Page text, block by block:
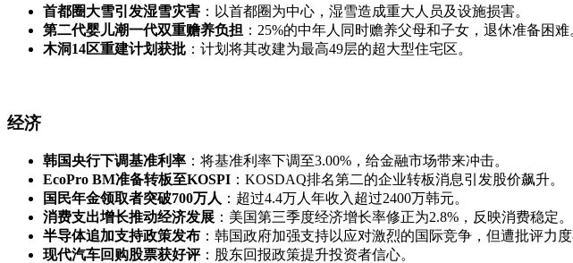
首都圈大雪引发湿雪灾害 ：以首都圈为中心，湿雪造成重大人员及设施损害。
第二代婴儿潮一代双重赡养负担 ：25%的中年人同时赡养父母和子女，退休准备困难
木洞14区重建计划获批 ：计划将其改建为最高49层的超大型住宅区。
经济
韩国央行下调基准利率 ：将基准利率下调至3.00%，给金融市场带来冲击。
EcoPro BM准备转板至KOSPI ：KOSDAQ排名第二的企业转板消息引发股价飙升。
国民年金领取者突破700万人 ：超过4.4万人年收入超过2400万韩元。
消费支出增长推动经济发展 ：美国第三季度经济增长率修正为2.8%，反映消费稳定。
半导体追加支持政策发布 ：韩国政府加强支持以应对激烈的国际竞争，但遭批评力度
现代汽车回购股票获好评：股东回报政策提升投资者信心。